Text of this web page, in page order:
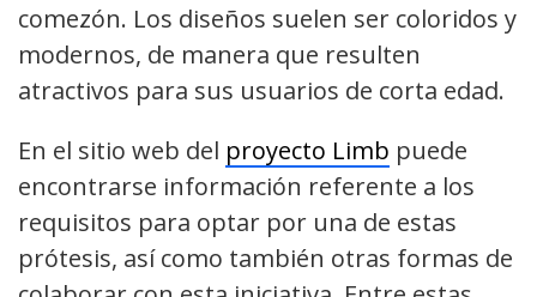
comezón. Los diseños suelen ser coloridos y
modernos, de manera que resulten
atractivos para sus usuarios de corta edad.
En el sitio web del proyecto Limb puede
encontrarse información referente a los
requisitos para optar por una de estas
prótesis, así como también otras formas de